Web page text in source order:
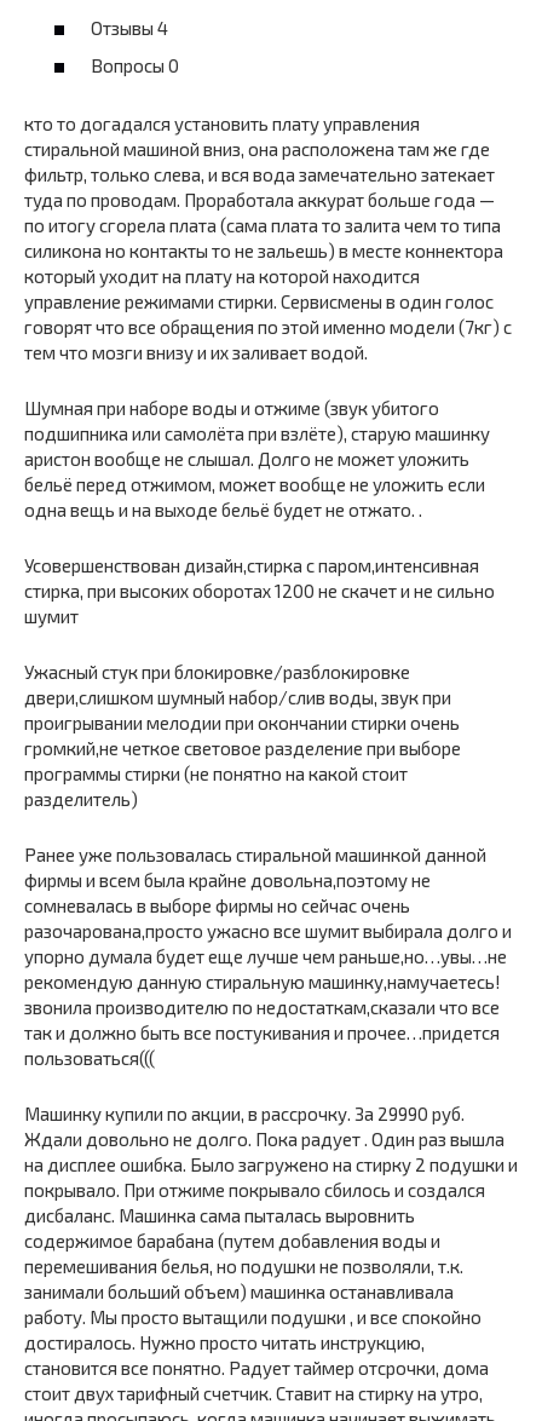
Отзывы 4
Вопросы 0
кто то догадался установить плату управления
стиральной машиной вниз, она расположена там же где
фильтр, только слева, и вся вода замечательно затекает
туда по проводам. Проработала аккурат больше года —
по итогу сгорела плата (сама плата то залита чем то типа
силикона но контакты то не зальешь) в месте коннектора
который уходит на плату на которой находится
управление режимами стирки. Сервисмены в один голос
говорят что все обращения по этой именно модели (7кг) с
тем что мозги внизу и их заливает водой.
Шумная при наборе воды и отжиме (звук убитого
подшипника или самолёта при взлёте), старую машинку
аристон вообще не слышал. Долго не может уложить
бельё перед отжимом, может вообще не уложить если
одна вещь и на выходе бельё будет не отжато. .
Усовершенствован дизайн,стирка с паром,интенсивная
стирка, при высоких оборотах 1200 не скачет и не сильно
шумит
Ужасный стук при блокировке/разблокировке
двери,слишком шумный набор/слив воды, звук при
проигрывании мелодии при окончании стирки очень
громкий,не четкое световое разделение при выборе
программы стирки (не понятно на какой стоит
разделитель)
Ранее уже пользовалась стиральной машинкой данной
фирмы и всем была крайне довольна,поэтому не
сомневалась в выборе фирмы но сейчас очень
разочарована,просто ужасно все шумит выбирала долго и
упорно думала будет еще лучше чем раньше,но…увы…не
рекомендую данную стиральную машинку,намучаетесь!
звонила производителю по недостаткам,сказали что все
так и должно быть все постукивания и прочее…придется
пользоваться(((
Машинку купили по акции, в рассрочку. За 29990 руб.
Ждали довольно не долго. Пока радует . Один раз вышла
на дисплее ошибка. Было загружено на стирку 2 подушки и
покрывало. При отжиме покрывало сбилось и создался
дисбаланс. Машинка сама пыталась выровнить
содержимое барабана (путем добавления воды и
перемешивания белья, но подушки не позволяли, т.к.
занимали больший объем) машинка останавливала
работу. Мы просто вытащили подушки , и все спокойно
достиралось. Нужно просто читать инструкцию,
становится все понятно. Радует таймер отсрочки, дома
стоит двух тарифный счетчик. Ставит на стирку на утро,